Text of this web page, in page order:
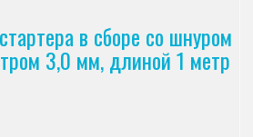
в сборе со шнуром
3,0 мм, длиной 1 метр